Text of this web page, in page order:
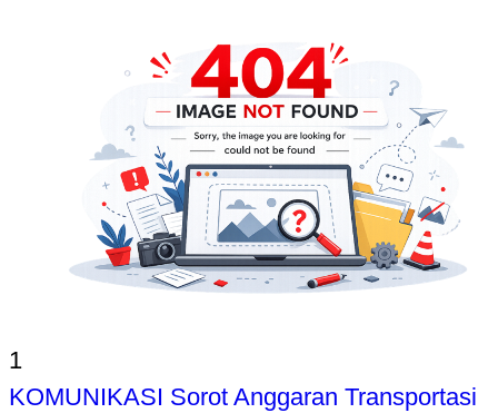
1
KOMUNIKASI Sorot Anggaran Transportasi